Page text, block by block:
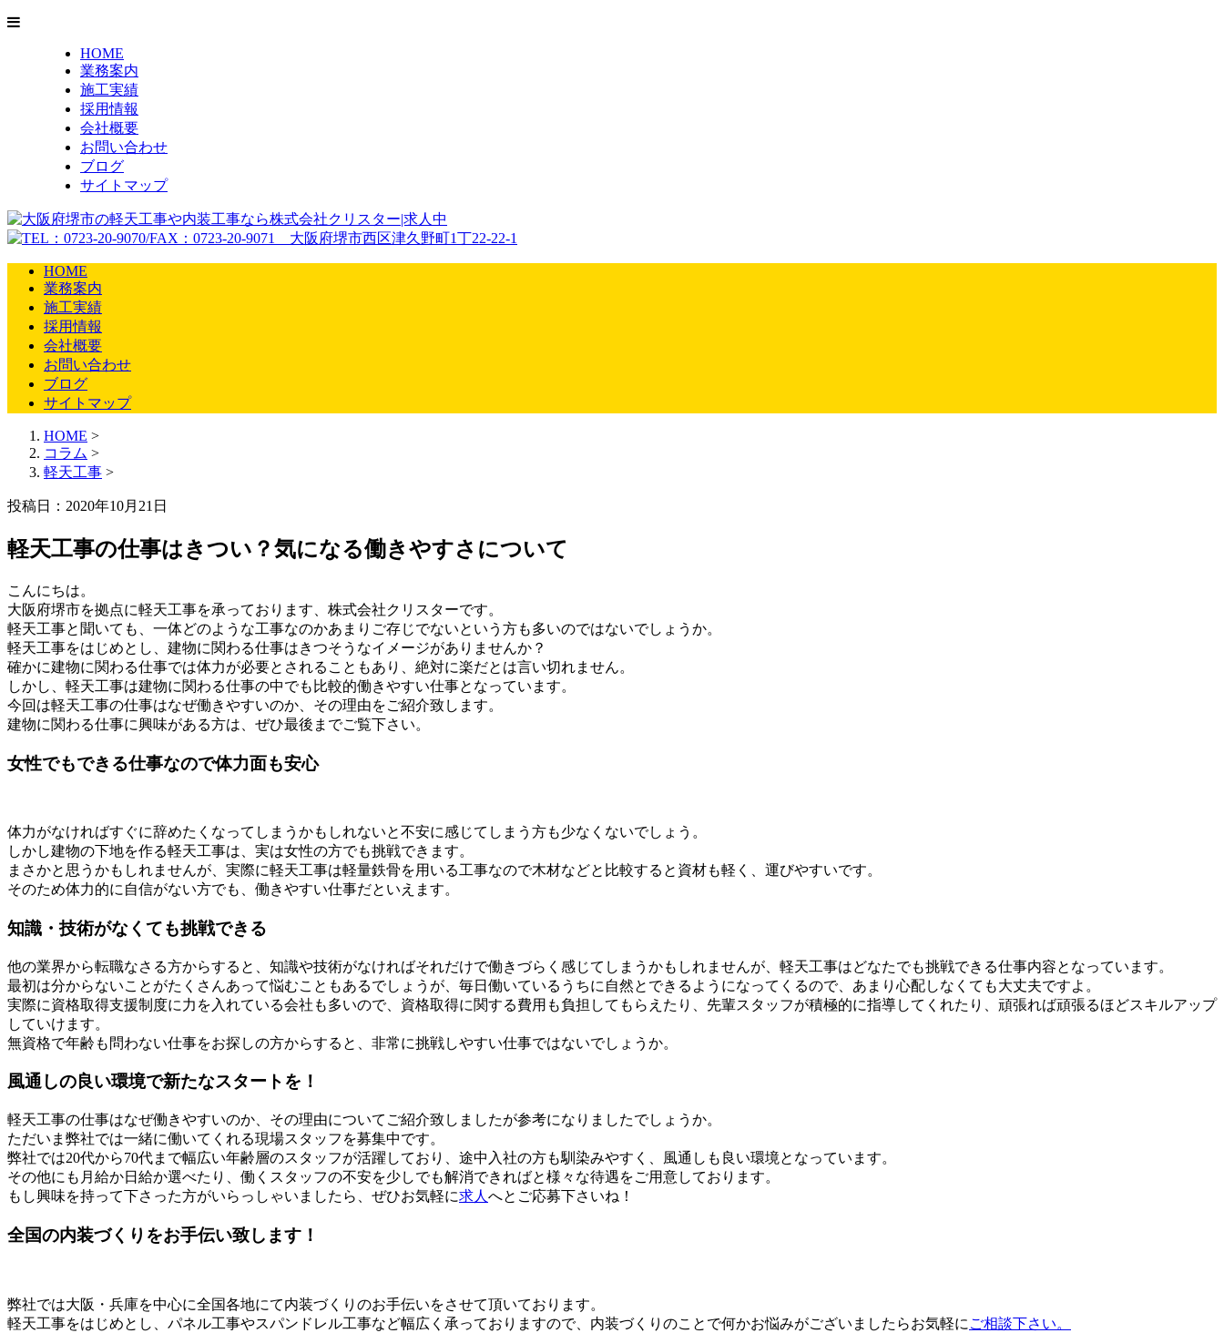
HOME
業務案内
施工実績
採用情報
会社概要
お問い合わせ
ブログ
サイトマップ
HOME
業務案内
施工実績
採用情報
会社概要
お問い合わせ
ブログ
サイトマップ
HOME >
コラム >
軽天工事 >
投稿日：2020年10月21日
軽天工事の仕事はきつい？気になる働きやすさについて
こんにちは。
大阪府堺市を拠点に軽天工事を承っております、株式会社クリスターです。
軽天工事と聞いても、一体どのような工事なのかあまりご存じでないという方も多いのではないでしょうか。
軽天工事をはじめとし、建物に関わる仕事はきつそうなイメージがありませんか？
確かに建物に関わる仕事では体力が必要とされることもあり、絶対に楽だとは言い切れません。
しかし、軽天工事は建物に関わる仕事の中でも比較的働きやすい仕事となっています。
今回は軽天工事の仕事はなぜ働きやすいのか、その理由をご紹介致します。
建物に関わる仕事に興味がある方は、ぜひ最後までご覧下さい。
女性でもできる仕事なので体力面も安心
体力がなければすぐに辞めたくなってしまうかもしれないと不安に感じてしまう方も少なくないでしょう。
しかし建物の下地を作る軽天工事は、実は女性の方でも挑戦できます。
まさかと思うかもしれませんが、実際に軽天工事は軽量鉄骨を用いる工事なので木材などと比較すると資材も軽く、運びやすいです。
そのため体力的に自信がない方でも、働きやすい仕事だといえます。
知識・技術がなくても挑戦できる
他の業界から転職なさる方からすると、知識や技術がなければそれだけで働きづらく感じてしまうかもしれませんが、軽天工事はどなたでも挑戦できる仕事内容となっています。
最初は分からないことがたくさんあって悩むこともあるでしょうが、毎日働いているうちに自然とできるようになってくるので、あまり心配しなくても大丈夫ですよ。
実際に資格取得支援制度に力を入れている会社も多いので、資格取得に関する費用も負担してもらえたり、先輩スタッフが積極的に指導してくれたり、頑張れば頑張るほどスキルアップ
していけます。
無資格で年齢も問わない仕事をお探しの方からすると、非常に挑戦しやすい仕事ではないでしょうか。
風通しの良い環境で新たなスタートを！
軽天工事の仕事はなぜ働きやすいのか、その理由についてご紹介致しましたが参考になりましたでしょうか。
ただいま弊社では一緒に働いてくれる現場スタッフを募集中です。
弊社では20代から70代まで幅広い年齢層のスタッフが活躍しており、途中入社の方も馴染みやすく、風通しも良い環境となっています。
その他にも月給か日給か選べたり、働くスタッフの不安を少しでも解消できればと様々な待遇をご用意しております。
もし興味を持って下さった方がいらっしゃいましたら、ぜひお気軽に求人 へとご応募下さいね！
全国の内装づくりをお手伝い致します！
弊社では大阪・兵庫を中心に全国各地にて内装づくりのお手伝いをさせて頂いております。
軽天工事をはじめとし、パネル工事やスパンドレル工事など幅広く承っておりますので、内装づくりのことで何かお悩みがございましたらお気軽に ご相談下さい。